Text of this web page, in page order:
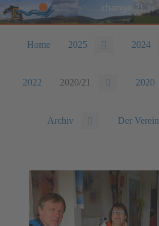
Home 2025 2024
2022 2020/21 2020
Archiv Der Verein